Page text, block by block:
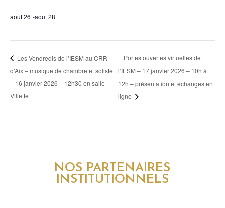
août 26 -août 28
Les Vendredis de l’IESM au CRR
d’Aix – musique de chambre et soliste
– 16 janvier 2026 – 12h30 en salle
Villette
Portes ouvertes virtuelles de
l’IESM – 17 janvier 2026 – 10h à
12h – présentation et échanges en
ligne
NOS PARTENAIRES
INSTITUTIONNELS